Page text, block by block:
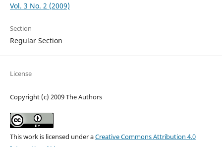
Vol. 3 No. 2 (2009)
Section
Regular Section
License
Copyright (c) 2009 The Authors
This work is licensed under aCreative Commons Attribution 4.0